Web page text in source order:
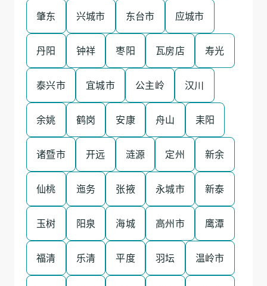
肇东 兴城市 东台市 应城市
丹阳 钟祥 枣阳 瓦房店 寿光
泰兴市 宜城市 公主岭 汉川
余姚 鹤岗 安康 舟山 耒阳
诸暨市 开远 涟源 定州 新余
仙桃 迤务 张掖 永城市 新泰
玉树 阳泉 海城 高州市 鹰潭
福清 乐清 平度 羽坛 温岭市